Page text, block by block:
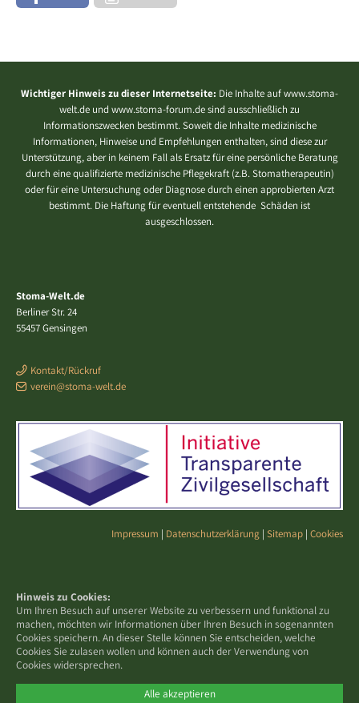
Alle akzeptieren
Hinweis zu Cookies:
Um Ihren Besuch auf unserer Website zu verbessern und funktional zu
machen, möchten wir Informationen über Ihren Besuch in sogenannten
Cookies speichern. An dieser Stelle können Sie entscheiden, welche
Cookies Sie zulasen wollen und können auch der Verwendung von
Cookies widersprechen.
Wichtiger Hinweis zu dieser Internetseite: Die Inhalte auf www.stoma-
welt.de und www.stoma-forum.de sind ausschließlich zu
Informationszwecken bestimmt. Soweit die Inhalte medizinische
Informationen, Hinweise und Empfehlungen enthalten, sind diese zur
Unterstützung, aber in keinem Fall als Ersatz für eine persönliche Beratung
durch eine qualifizierte medizinische Pflegekraft (z.B. Stomatherapeutin)
oder für eine Untersuchung oder Diagnose durch einen approbierten Arzt
bestimmt. Die Haftung für eventuell entstehende Schäden ist
ausgeschlossen.
Stoma-Welt.de
Berliner Str. 24
55457 Gensingen
Kontakt/Rückruf
verein@stoma-welt.de
Impressum | Datenschutzerklärung | Sitemap | Cookies